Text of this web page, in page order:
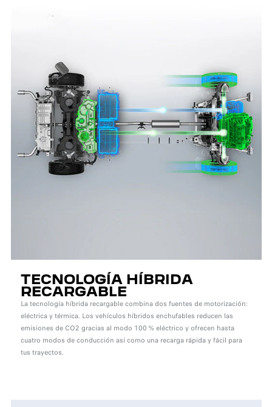
TECNOLOGÍA HÍBRIDA
RECARGABLE
La tecnología híbrida recargable combina dos fuentes de motorización:
eléctrica y térmica. Los vehículos híbridos enchufables reducen las
emisiones de CO2 gracias al modo 100 % eléctrico y ofrecen hasta
cuatro modos de conducción así como una recarga rápida y fácil para
tus trayectos.